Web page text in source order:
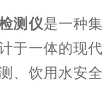
测仪是一种
于一体的现
、饮用水安